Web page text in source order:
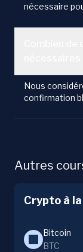
nécessaire
Nous
confirmation
Autres
Crypto à
Bitcoin
BTC